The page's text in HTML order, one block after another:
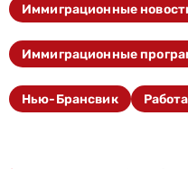
Иммиграционные
Иммиграционные
Нью-Брансвик Работа